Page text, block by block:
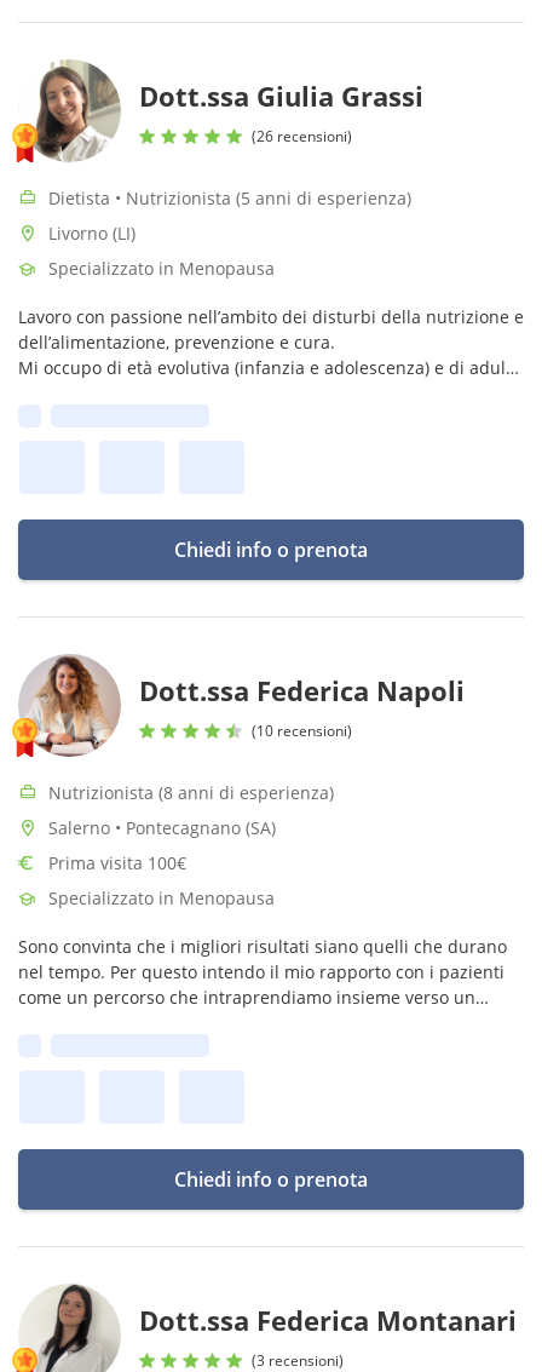
Dott.ssa Giulia Grassi
(26 recensioni)
Dietista • Nutrizionista (5 anni di esperienza)
Livorno (LI)
Specializzato in Menopausa
Lavoro con passione nell’ambito dei disturbi della nutrizione e
dell’alimentazione, prevenzione e cura.
Mi occupo di età evolutiva (infanzia e adolescenza) e di adulti.
Chiedi info o prenota
Dott.ssa Federica Napoli
(10 recensioni)
Nutrizionista (8 anni di esperienza)
Salerno • Pontecagnano (SA)
Prima visita 100€
Specializzato in Menopausa
Sono convinta che i migliori risultati siano quelli che durano
nel tempo. Per questo intendo il mio rapporto con i pazienti
come un percorso che intraprendiamo insieme verso un
Chiedi info o prenota
Dott.ssa Federica Montanari
(3 recensioni)